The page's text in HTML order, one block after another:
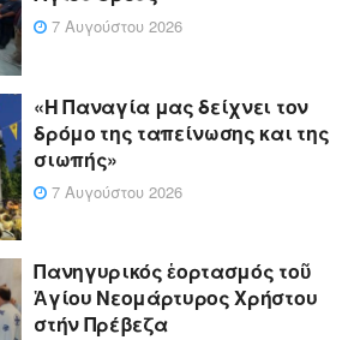
7 Αυγούστου 2026
«Η Παναγία μας δείχνει τον
δρόμο της ταπείνωσης και της
σιωπής»
7 Αυγούστου 2026
Πανηγυρικός ἑορτασμός τοῦ
Ἁγίου Νεομάρτυρος Χρήστου
στήν Πρέβεζα